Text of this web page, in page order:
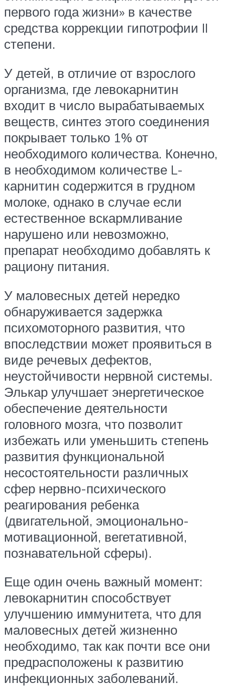
первого года жизни» в качестве
средства коррекции гипотрофии II
степени.
У детей, в отличие от взрослого
организма, где левокарнитин
входит в число вырабатываемых
веществ, синтез этого соединения
покрывает только 1% от
необходимого количества. Конечно,
в необходимом количестве L-
карнитин содержится в грудном
молоке, однако в случае если
естественное вскармливание
нарушено или невозможно,
препарат необходимо добавлять к
рациону питания.
У маловесных детей нередко
обнаруживается задержка
психомоторного развития, что
впоследствии может проявиться в
виде речевых дефектов,
неустойчивости нервной системы.
Элькар улучшает энергетическое
обеспечение деятельности
головного мозга, что позволит
избежать или уменьшить степень
развития функциональной
несостоятельности различных
сфер нервно-психического
реагирования ребенка
(двигательной, эмоционально-
мотивационной, вегетативной,
познавательной сферы).
Еще один очень важный момент:
левокарнитин способствует
улучшению иммунитета, что для
маловесных детей жизненно
необходимо, так как почти все они
предрасположены к развитию
инфекционных заболеваний.